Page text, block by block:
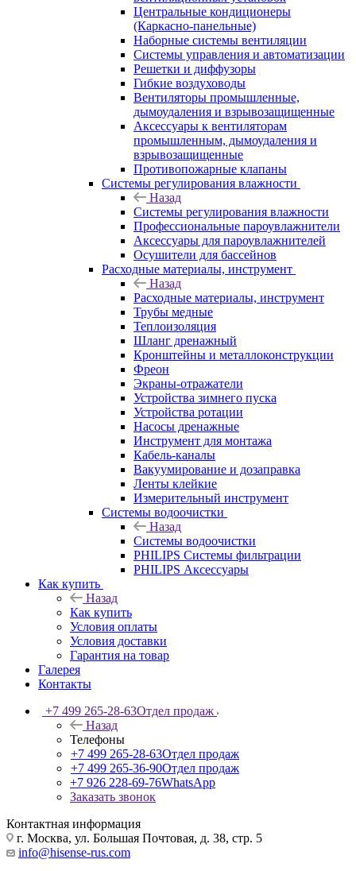
Центральные кондиционеры
(Каркасно-панельные)
Наборные системы вентиляции
Системы управления и автоматизации
Решетки и диффузоры
Гибкие воздуховоды
Вентиляторы промышленные,
дымоудаления и взрывозащищенные
Аксессуары к вентиляторам
промышленным, дымоудаления и
взрывозащищенные
Противопожарные клапаны
Системы регулирования влажности
Назад
Системы регулирования влажности
Профессиональные пароувлажнители
Аксессуары для пароувлажнителей
Осушители для бассейнов
Расходные материалы, инструмент
Назад
Расходные материалы, инструмент
Трубы медные
Теплоизоляция
Шланг дренажный
Кронштейны и металлоконструкции
Фреон
Экраны-отражатели
Устройства зимнего пуска
Устройства ротации
Насосы дренажные
Инструмент для монтажа
Кабель-каналы
Вакуумирование и дозаправка
Ленты клейкие
Измерительный инструмент
Системы водоочистки
Назад
Системы водоочистки
PHILIPS Системы фильтрации
PHILIPS Аксессуары
Как купить
Назад
Как купить
Условия оплаты
Условия доставки
Гарантия на товар
Галерея
Контакты
+7 499 265-28-63Отдел продаж
Назад
Телефоны
+7 499 265-28-63Отдел продаж
+7 499 265-36-90Отдел продаж
+7 926 228-69-76WhatsApp
Заказать звонок
Контактная информация
г. Москва, ул. Большая Почтовая, д. 38, стр. 5
info@hisense-rus.com